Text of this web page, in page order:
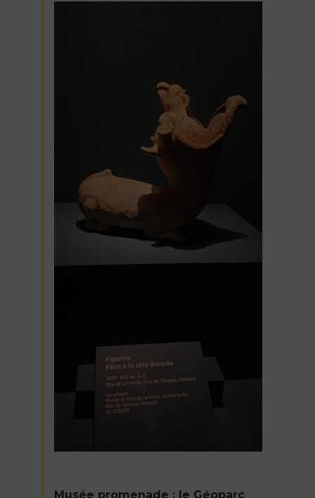
Musée promenade : le Géoparc